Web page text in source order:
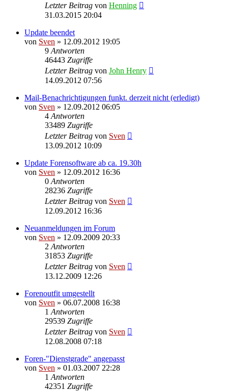
Letzter Beitrag von Henning
31.03.2015 20:04
Update beendet
von Sven » 12.09.2012 19:05
9 Antworten
46443 Zugriffe
Letzter Beitrag von John Henry
14.09.2012 07:56
Mail-Benachrichtigungen funkt. derzeit nicht (erledigt)
von Sven » 12.09.2012 06:05
4 Antworten
33489 Zugriffe
Letzter Beitrag von Sven
13.09.2012 10:09
Update Forensoftware ab ca. 19.30h
von Sven » 12.09.2012 16:36
0 Antworten
28236 Zugriffe
Letzter Beitrag von Sven
12.09.2012 16:36
Neuanmeldungen im Forum
von Sven » 12.09.2009 20:33
2 Antworten
31853 Zugriffe
Letzter Beitrag von Sven
13.12.2009 12:26
Forenoutfit umgestellt
von Sven » 06.07.2008 16:38
1 Antworten
29539 Zugriffe
Letzter Beitrag von Sven
12.08.2008 07:18
Foren-"Dienstgrade" angepasst
von Sven » 01.03.2007 22:28
1 Antworten
42351 Zugriffe